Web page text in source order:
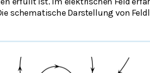
schematische Darstellung von